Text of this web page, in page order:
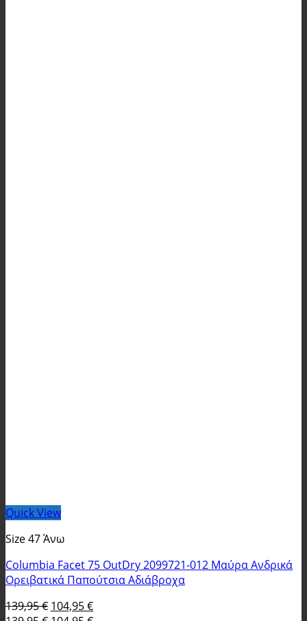
Quick View
Size 47 Άνω
Columbia Facet 75 OutDry 2099721-012 Μαύρα Ανδρικά
Ορειβατικά Παπούτσια Αδιάβροχα
139,95€ Original
104,95€Η